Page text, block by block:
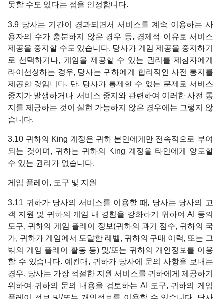
못할 수도 있다는 점을 인정합니다.
3.9 당사는 기간이 경과되면서 서비스를 계속 이용하는 사
용자의 수가 충분하지 않은 경우 등, 경제적 이유로 서비스
제공을 중지할 수도 있습니다. 당사가 게임 제공을 중지하기
로 선택하거나, 게임을 제공할 수 있는 권리를 제삼자에게
라이선싱하는 경우, 당사는 귀하에게 합리적인 사전 통지를
제공할 것입니다. 단, 당사가 통제할 수 없는 문제로 서비스
중지가 발생하거나, 서비스 중지와 관련하여 이러한 사전 통
지를 제공하는 것이 실현 가능하지 않은 경우에는 그렇지 않
습니다.
3.10 귀하의 King 계정은 귀하 본인에게만 전속적으로 부여
되는 것이며, 귀하는 귀하의 King 계정을 타인에게 양도할
수 있는 권리가 없습니다.
게임 플레이, 도구 및 지원
3.11 귀하가 당사의 서비스를 이용할 때, 당사는 당사의 고
객 지원 및 귀하의 게임 내 경험을 강화하기 위하여 AI 등의
도구, 귀하의 게임 플레이 정보(귀하의 과거 점수, 귀하의 국
가, 귀하가 게임에서 도달한 레벨, 귀하의 구매 이력, 또는 그
밖의 게임 플레이 활동 등) 및/또는 귀하의 개인정보를 이용
할 수 있습니다. 예컨대, 귀하가 당사에 문의 사항을 보내는
경우, 당사는 가장 적절한 지원 서비스를 귀하에게 제공하기
위하여 귀하의 문의 내용을 검토하는 AI 도구, 귀하의 게임